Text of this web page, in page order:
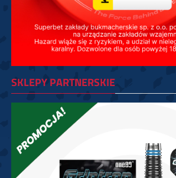
SKLEPY PARTNERSKIE